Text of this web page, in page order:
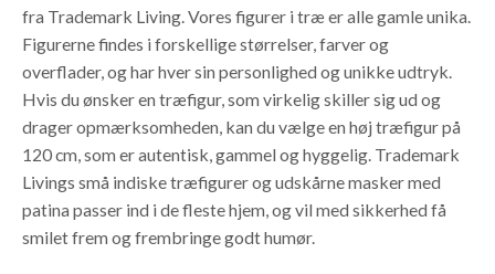
fra Trademark Living. Vores figurer i træ er alle gamle unika.
Figurerne findes i forskellige størrelser, farver og
overflader, og har hver sin personlighed og unikke udtryk.
Hvis du ønsker en træfigur, som virkelig skiller sig ud og
drager opmærksomheden, kan du vælge en høj træfigur på
120 cm, som er autentisk, gammel og hyggelig. Trademark
Livings små indiske træfigurer og udskårne masker med
patina passer ind i de fleste hjem, og vil med sikkerhed få
smilet frem og frembringe godt humør.